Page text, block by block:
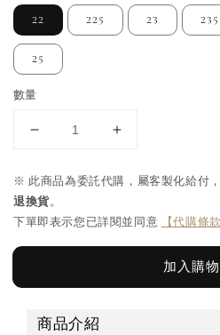
22 225 23 235
25
數量
※ 此商品為委託代購，屬客製化給付
退換貨。
下單即表示您已詳閱並同意
【代購條款
加入購
商品介紹